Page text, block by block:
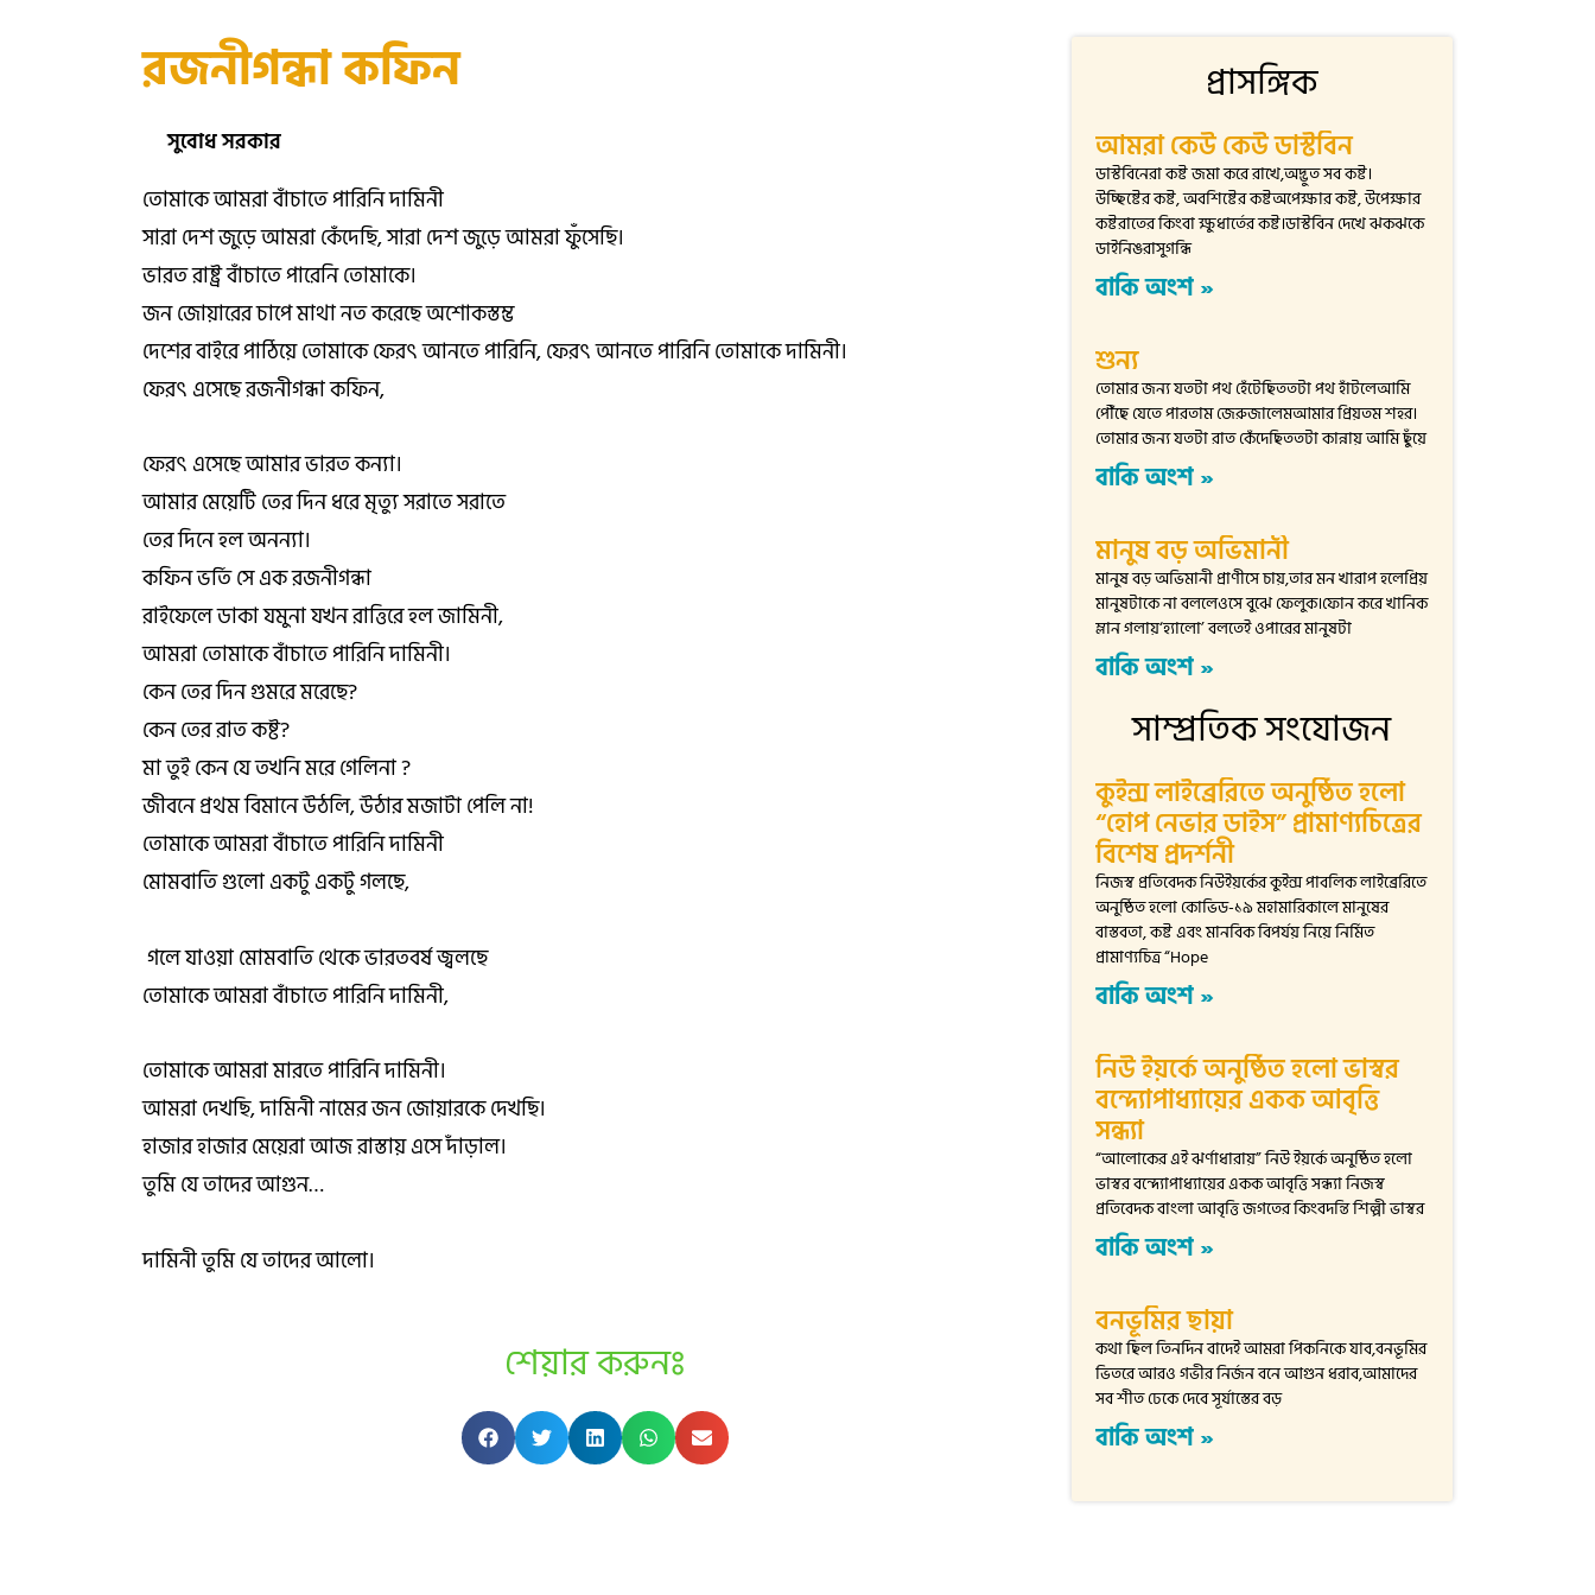
রজনীগন্ধা কফিন
সুবোধ সরকার
তোমাকে আমরা বাঁচাতে পারিনি দামিনী
সারা দেশ জুড়ে আমরা কেঁদেছি, সারা দেশ জুড়ে আমরা ফুঁসেছি।
ভারত রাষ্ট্র বাঁচাতে পারেনি তোমাকে।
জন জোয়ারের চাপে মাথা নত করেছে অশোকস্তম্ভ
দেশের বাইরে পাঠিয়ে তোমাকে ফেরৎ আনতে পারিনি, ফেরৎ আনতে পারিনি তোমাকে দামিনী।
ফেরৎ এসেছে রজনীগন্ধা কফিন,
ফেরৎ এসেছে আমার ভারত কন্যা।
আমার মেয়েটি তের দিন ধরে মৃত্যু সরাতে সরাতে
তের দিনে হল অনন্যা।
কফিন ভর্তি সে এক রজনীগন্ধা
রাইফেলে ডাকা যমুনা যখন রাত্তিরে হল জামিনী,
আমরা তোমাকে বাঁচাতে পারিনি দামিনী।
কেন তের দিন গুমরে মরেছে?
কেন তের রাত কষ্ট?
মা তুই কেন যে তখনি মরে গেলিনা ?
জীবনে প্রথম বিমানে উঠলি, উঠার মজাটা পেলি না!
তোমাকে আমরা বাঁচাতে পারিনি দামিনী
মোমবাতি গুলো একটু একটু গলছে,
গলে যাওয়া মোমবাতি থেকে ভারতবর্ষ জ্বলছে
তোমাকে আমরা বাঁচাতে পারিনি দামিনী,
তোমাকে আমরা মারতে পারিনি দামিনী।
আমরা দেখছি, দামিনী নামের জন জোয়ারকে দেখছি।
হাজার হাজার মেয়েরা আজ রাস্তায় এসে দাঁড়াল।
তুমি যে তাদের আগুন…
দামিনী তুমি যে তাদের আলো।
শেয়ার করুনঃ
প্রাসঙ্গিক
আমরা কেউ কেউ ডাস্টবিন
ডাস্টবিনেরা কষ্ট জমা করে রাখে,অদ্ভুত সব কষ্ট।
উচ্ছিষ্টের কষ্ট, অবশিষ্টের কষ্টঅপেক্ষার কষ্ট, উপেক্ষার
কষ্টরাতের কিংবা ক্ষুধার্তের কষ্ট।ডাস্টবিন দেখে ঝকঝকে
ডাইনিঙরাসুগন্ধি
বাকি অংশ »
শুন্য
তোমার জন্য যতটা পথ হেঁটেছিততটা পথ হাঁটলেআমি
পৌঁছে যেতে পারতাম জেরুজালেমআমার প্রিয়তম শহর।
তোমার জন্য যতটা রাত কেঁদেছিততটা কান্নায় আমি ছুঁয়ে
বাকি অংশ »
মানুষ বড় অভিমানী
মানুষ বড় অভিমানী প্রাণীসে চায়,তার মন খারাপ হলেপ্রিয়
মানুষটাকে না বললেওসে বুঝে ফেলুক।ফোন করে খানিক
ম্লান গলায়‘হ্যালো’ বলতেই ওপারের মানুষটা
বাকি অংশ »
সাম্প্রতিক সংযোজন
কুইন্স লাইব্রেরিতে অনুষ্ঠিত হলো
“হোপ নেভার ডাইস” প্রামাণ্যচিত্রের
বিশেষ প্রদর্শনী
নিজস্ব প্রতিবেদক নিউইয়র্কের কুইন্স পাবলিক লাইব্রেরিতে
অনুষ্ঠিত হলো কোভিড-১৯ মহামারিকালে মানুষের
বাস্তবতা, কষ্ট এবং মানবিক বিপর্যয় নিয়ে নির্মিত
প্রামাণ্যচিত্র “Hope
বাকি অংশ »
নিউ ইয়র্কে অনুষ্ঠিত হলো ভাস্বর
বন্দ্যোপাধ্যায়ের একক আবৃত্তি
সন্ধ্যা
“আলোকের এই ঝর্ণাধারায়” নিউ ইয়র্কে অনুষ্ঠিত হলো
ভাস্বর বন্দ্যোপাধ্যায়ের একক আবৃত্তি সন্ধ্যা নিজস্ব
প্রতিবেদক বাংলা আবৃত্তি জগতের কিংবদন্তি শিল্পী ভাস্বর
বাকি অংশ »
বনভূমির ছায়া
কথা ছিল তিনদিন বাদেই আমরা পিকনিকে যাব,বনভূমির
ভিতরে আরও গভীর নির্জন বনে আগুন ধরাব,আমাদের
সব শীত ঢেকে দেবে সূর্যাস্তের বড়
বাকি অংশ »